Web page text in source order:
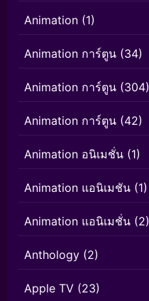
Animation (1)
Animation การ์ตูน (34)
Animation การ์ตูน (304)
Animation การ์ตูน (42)
Animation อนิเมชั่น (1)
Animation แอนิเมชัน (1)
Animation แอนิเมชั่น (2)
Anthology (2)
Apple TV (23)